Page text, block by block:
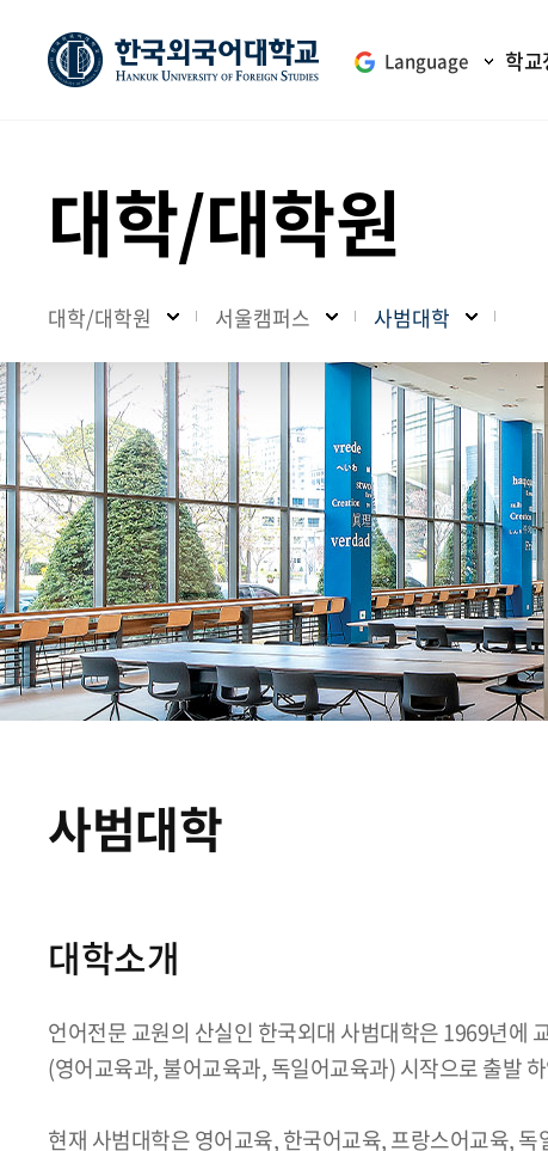
Language 학교
대학/대학원
대학/대학원 서울캠퍼스 사범대학
사범대학
대학소개
언어전문 교원의 산실인 한국외대 사범대학은 1969년에
(영어교육과, 불어교육과, 독일어교육과) 시작으로 출발
현재 사범대학은 영어교육, 한국어교육, 프랑스어교육,